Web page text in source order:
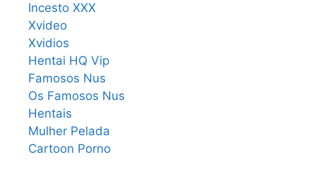
Incesto XXX
Xvideo
Xvidios
Hentai HQ Vip
Famosos Nus
Os Famosos Nus
Hentais
Mulher Pelada
Cartoon Porno